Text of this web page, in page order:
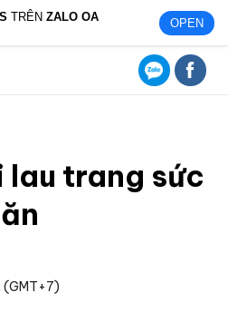
TRÊNZALO OA OPEN
lau trang sức
(GMT+7)